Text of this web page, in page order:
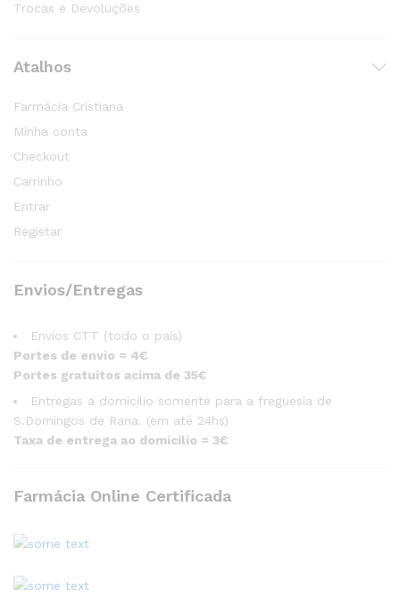
Trocas e Devoluções
Atalhos
Farmácia Cristiana
Minha conta
Checkout
Carrinho
Entrar
Registar
Envios/Entregas
Envios CTT (todo o país)
Portes de envio = 4€
Portes gratuitos acima de 35€
Entregas a domicílio somente para a freguesia de
S.Domingos de Rana. (em até 24hs)
Taxa de entrega ao domicílio = 3€
Farmácia Online Certificada